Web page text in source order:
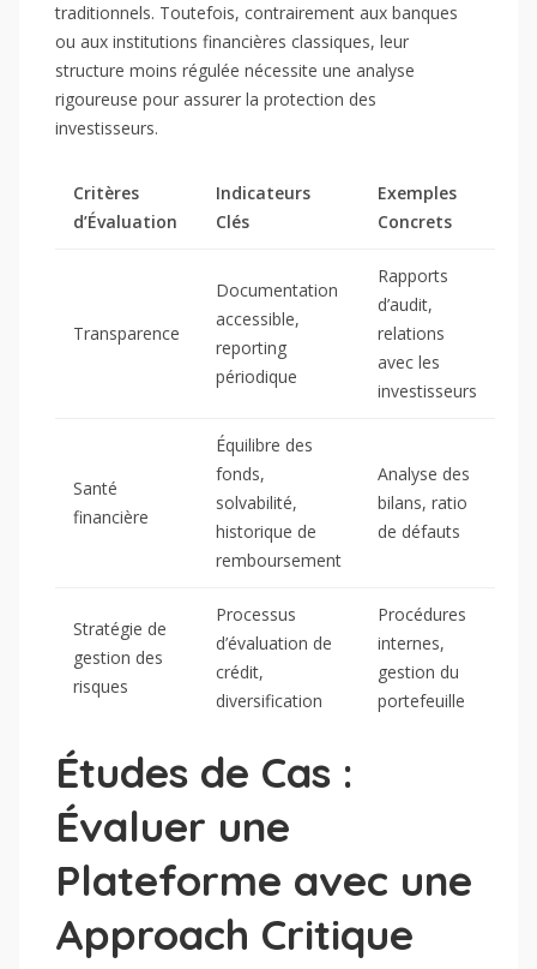
traditionnels. Toutefois, contrairement aux banques
ou aux institutions financières classiques, leur
structure moins régulée nécessite une analyse
rigoureuse pour assurer la protection des
investisseurs.
Critères
d’Évaluation
Indicateurs
Clés
Exemples
Concrets
Transparence
Documentation
accessible,
reporting
périodique
Rapports
d’audit,
relations
avec les
investisseurs
Santé
financière
Équilibre des
fonds,
solvabilité,
historique de
remboursement
Analyse des
bilans, ratio
de défauts
Stratégie de
gestion des
risques
Processus
d’évaluation de
crédit,
diversification
Procédures
internes,
gestion du
portefeuille
Études de Cas :
Évaluer une
Plateforme avec une
Approach Critique